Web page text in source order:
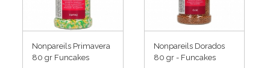
Nonpareils Primavera
80 gr Funcakes
Nonpareils Dorados
80 gr - Funcakes